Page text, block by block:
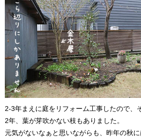
2-3年まえに庭をリフォーム工事したので、
2年、葉が芽吹かない枝もありました。
元気がないなぁと思いながらも、昨年の秋